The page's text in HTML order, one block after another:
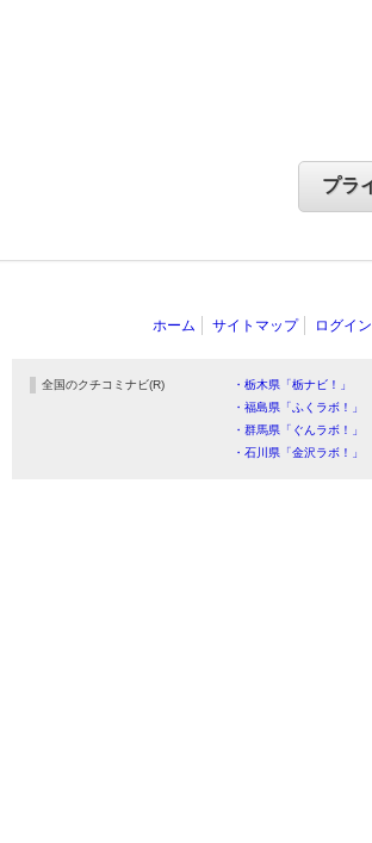
ホーム サイトマップ ログイン
全国のクチコミナビ(R) ・栃木県「栃ナビ！」
・福島県「ふくラボ！」
・群馬県「ぐんラボ！」
・石川県「金沢ラボ！」